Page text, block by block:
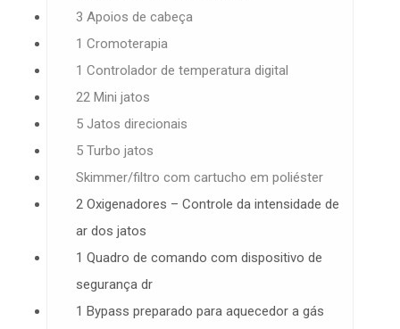
3 Apoios de cabeça
1 Cromoterapia
1 Controlador de temperatura digital
22 Mini jatos
5 Jatos direcionais
5 Turbo jatos
Skimmer/filtro com cartucho em poliéster
2 Oxigenadores – Controle da intensidade de
ar dos jatos
1 Quadro de comando com dispositivo de
segurança dr
1 Bypass preparado para aquecedor a gás